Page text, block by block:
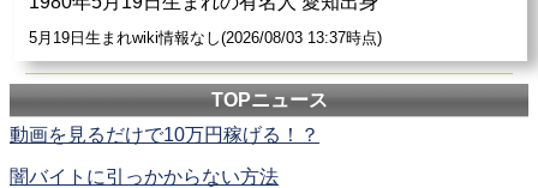
5月19日生まれwiki情報なし(2026/08/03 13:37時点)
TOPニュース
動画を見るだけで10万円稼げる！？
闇バイトに引っかからない方法